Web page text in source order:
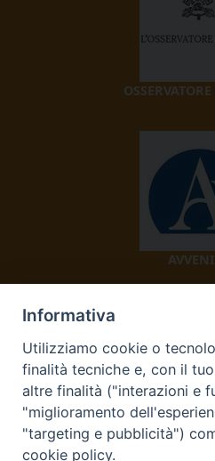
TV
Informativa
Utilizziamo cookie o
finalità tecniche e, con il
altre finalità ("interazioni e
"miglioramento
"targeting e pubblicità")
cookie policy.